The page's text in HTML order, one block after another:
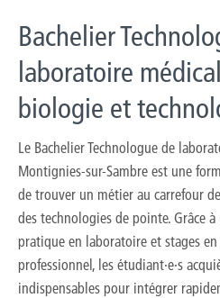
Bachelier
laboratoire
biologie et
Le Bachelier Technologue de
Montignies-sur-Sambre est une
de trouver un métier au carrefour
des technologies de pointe. Grâce
pratique en laboratoire et stages
professionnel, les étudiant·e·s
indispensables pour intégrer